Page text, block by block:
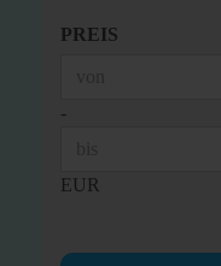
PREIS
PREIS
-
EUR